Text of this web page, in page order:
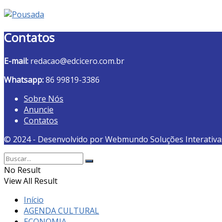
Contatos
E-mail: redacao@edcicero.com.br
Whatsapp:86 99819-3386
Sobre Nós
Anuncie
Contatos
© 2024 - Desenvolvido por Webmundo Soluções
No Result
View All Result
Início
AGENDA CULTURAL